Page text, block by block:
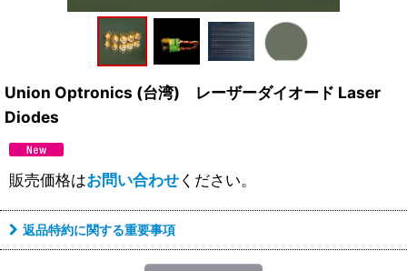
Union Optronics (台湾) レーザーダイオード Laser
Diodes
販売価格はお問い合わせください。
返品特約に関する重要事項